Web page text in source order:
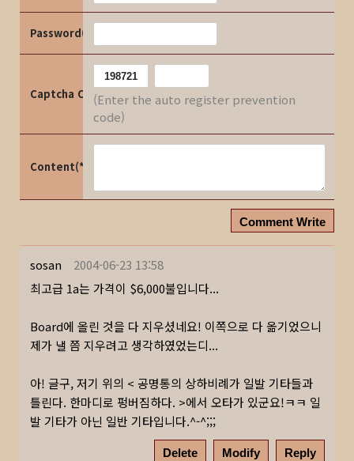
Password(*)
Captcha Code(Enter the auto register prevention
code)
Content(*)
Comment Write
sosan
2004-06-23 13:58
최고급 1a는 가격이 $6,000불입니다...
Board에 올린 것을 다 지우셨네요! 이쪽으로 다 옮기었으니
제가 낼 쯤 지우려고 생각하였었는디...
아! 글구, 저기 위의 < 공명통의 상하비례가 일발 기타들과
틀린다. 한마디로 펑버짐하다. >에서 오타가 있군요!ㅋㅋ 일
발 기타가 아닌 일반 기타입니다.^-^;;;
Delete Modify Reply